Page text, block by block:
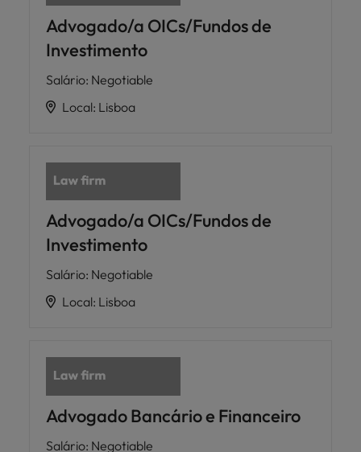
Advogado/a OICs/Fundos de
Investimento
Salário: Negotiable
Local: Lisboa
Advogado/a OICs/Fundos de
Investimento
Salário: Negotiable
Local: Lisboa
Advogado Bancário e Financeiro
Salário: Negotiable